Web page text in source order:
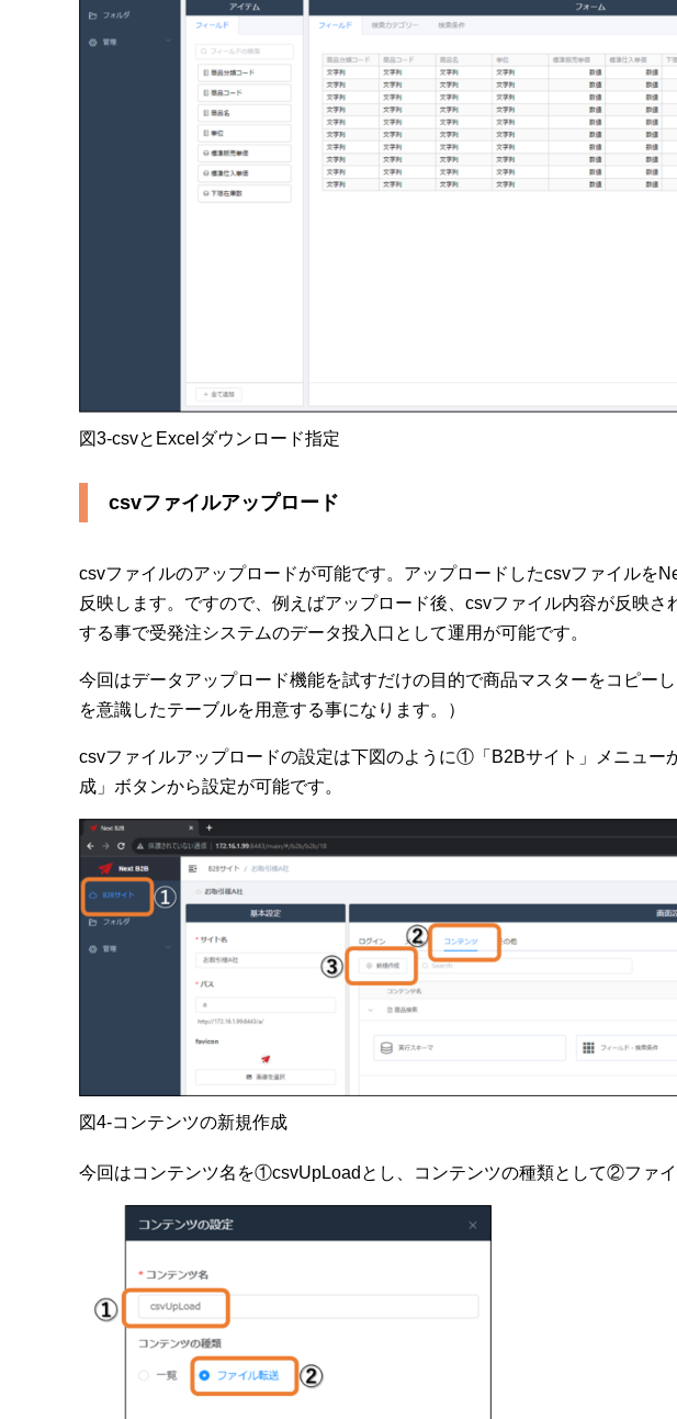
図3-csvとExcelダウンロード指定
csvファイルアップロード
csvファイルのアップロードが可能です。アップロードしたcsvファイルを
反映します。ですので、例えばアップロード後、csvファイル内容が反映
する事で受発注システムのデータ投入口として運用が可能です。
今回はデータアップロード機能を試すだけの目的で商品マスターをコピー
を意識したテーブルを用意する事になります。）
csvファイルアップロードの設定は下図のように①「B2Bサイト」メニュ
成」ボタンから設定が可能です。
図4-コンテンツの新規作成
今回はコンテンツ名を①csvUpLoadとし、コンテンツの種類として②ファイ